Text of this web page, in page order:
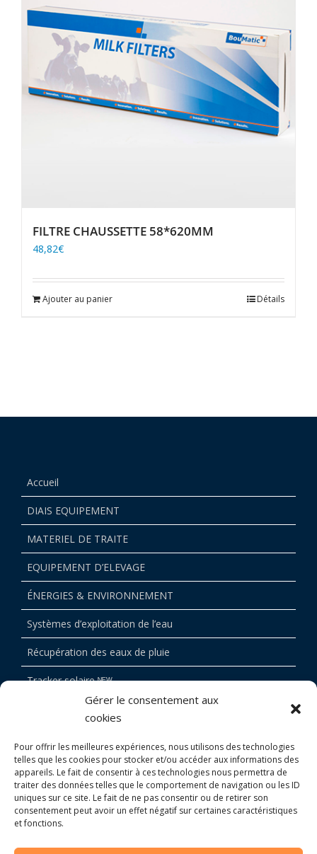
Gérer le consentement aux
cookies
Pour offrir les meilleures expériences, nous utilisons des technologies
telles que les cookies pour stocker et/ou accéder aux informations des
appareils. Le fait de consentir à ces technologies nous permettra de
traiter des données telles que le comportement de navigation ou les ID
uniques sur ce site. Le fait de ne pas consentir ou de retirer son
consentement peut avoir un effet négatif sur certaines caractéristiques
et fonctions.
FILTRE CHAUSSETTE 58*620MM
48,82€
Ajouter au panier Détails
Accueil
DIAIS EQUIPEMENT
MATERIEL DE TRAITE
EQUIPEMENT D’ELEVAGE
ÉNERGIES & ENVIRONNEMENT
Systèmes d’exploitation de l’eau
Récupération des eaux de pluie
Tracker solaire ᴺᴱᵂ
CONTACT